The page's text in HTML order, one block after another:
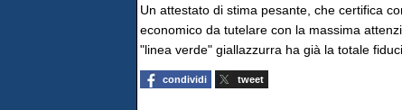
Un attestato di stima pesante, che certifica
economico da tutelare con la massima
"linea verde" giallazzurra ha già la totale
condividi tweet